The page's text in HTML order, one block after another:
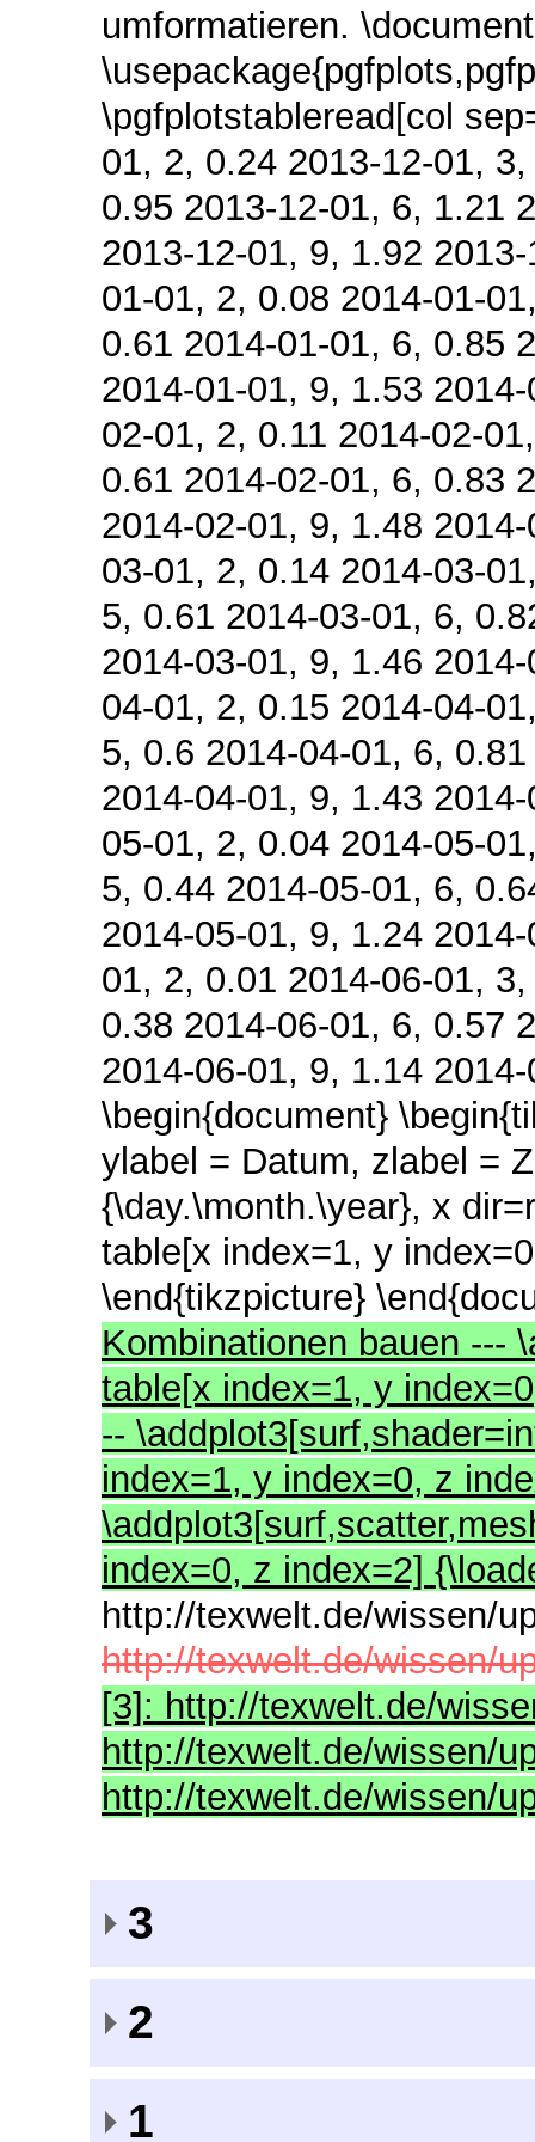
umformatieren.
\pgfplotstableread[col
01, 2, 0.24 2013-12-01,
0.95 2013-12-01, 6, 1.21
2013-12-01, 9, 1.92
01-01, 2, 0.08 2014-01-
0.61 2014-01-01, 6, 0.85
2014-01-01, 9, 1.53
02-01, 2, 0.11 2014-02-
0.61 2014-02-01, 6, 0.83
2014-02-01, 9, 1.48
03-01, 2, 0.14 2014-03-
5, 0.61 2014-03-01, 6,
2014-03-01, 9, 1.46
04-01, 2, 0.15 2014-04-
5, 0.6 2014-04-01, 6,
2014-04-01, 9, 1.43
05-01, 2, 0.04 2014-05-
5, 0.44 2014-05-01, 6,
2014-05-01, 9, 1.24
01, 2, 0.01 2014-06-01,
0.38 2014-06-01, 6, 0.57
2014-06-01, 9, 1.14
\begin{document}
ylabel = Datum, zlabel =
{\day.\month.\year}, x
table[x index=1, y
\end{tikzpicture}
Kombinationen bauen ---
table[x index=1, y
--
index=1, y index=0, z
index=0, z index=2]
http://texwelt.de/wissen/
http://texwelt.de/wissen/
[3]: http://texwelt.de/
http://texwelt.de/wissen/
http://texwelt.de/wissen/
3
2
1